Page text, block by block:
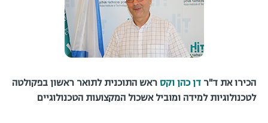
הכירו את ד"ר דן כהן וקס ראש התוכנית לתואר ראשון בפקולטה
לטכנולוגיות למידה ומוביל אשכול המקצועות הטכנולוגיים